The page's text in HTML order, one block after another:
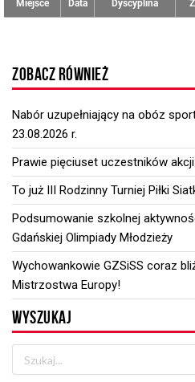
Miejsce Data Dyscyplina
ZOBACZ RÓWNIEŻ
Nabór uzupełniający na obóz
23.08.2026 r.
Prawie pięciuset uczestników akcji
To już III Rodzinny Turniej Piłki
Podsumowanie szkolnej
Gdańskiej Olimpiady Młodzieży
Wychowankowie GZSiSS coraz
Mistrzostwa Europy!
WYSZUKAJ